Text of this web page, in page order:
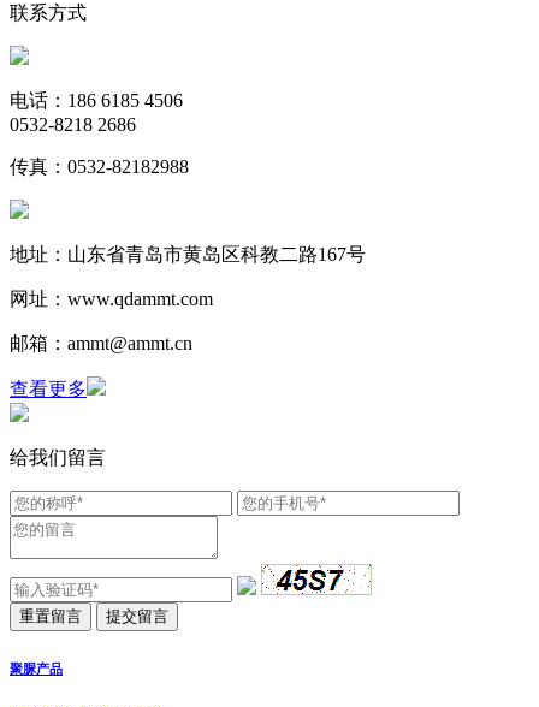
联系方式
电话：186 6185 4506
0532-8218 2686
传真：0532-82182988
地址：山东省青岛市黄岛区科教二路167号
网址：www.qdammt.com
邮箱：ammt@ammt.cn
查看更多
给我们留言
聚脲产品